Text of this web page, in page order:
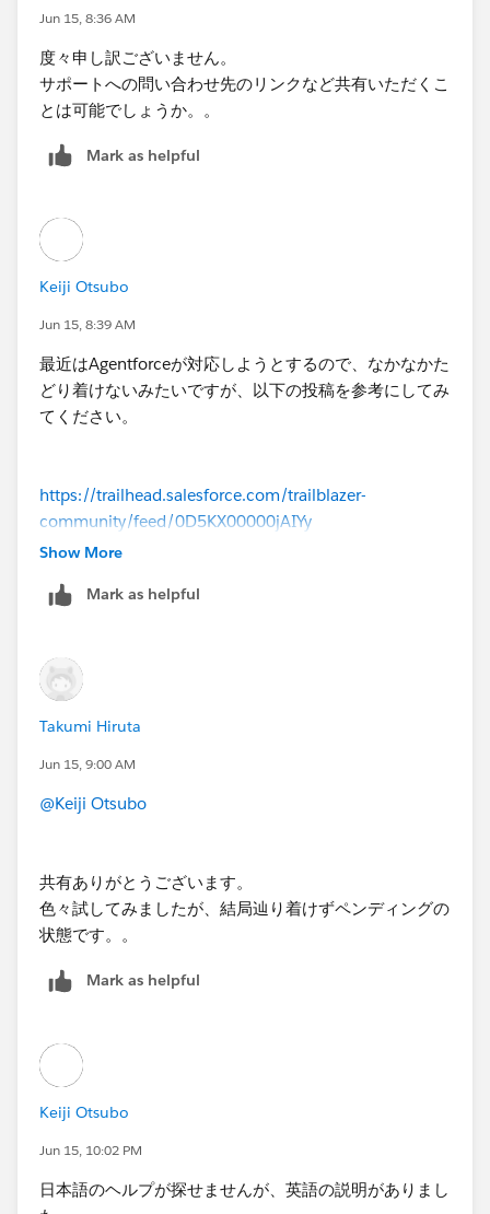
Jun 15, 8:36 AM
度々申し訳ございません。
サポートへの問い合わせ先のリンクなど共有いただくこ
とは可能でしょうか。。
Mark as helpful
Keiji Otsubo
Jun 15, 8:39 AM
最近はAgentforceが対応しようとするので、なかなかた
どり着けないみたいですが、以下の投稿を参考にしてみ
てください。
https://trailhead.salesforce.com/trailblazer-
community/feed/0D5KX00000jAIYy
Show More
Mark as helpful
Takumi Hiruta
Jun 15, 9:00 AM
@Keiji Otsubo
共有ありがとうございます。
色々試してみましたが、結局辿り着けずペンディングの
状態です。。
Mark as helpful
Keiji Otsubo
Jun 15, 10:02 PM
日本語のヘルプが探せませんが、英語の説明がありまし